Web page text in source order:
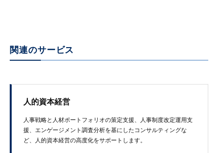
関連のサービス
人的資本経営
人事戦略と人材ポートフォリオの策定支援、人事制度改定運用支
援、エンゲージメント調査分析を基にしたコンサルティングな
ど、人的資本経営の高度化をサポートします。